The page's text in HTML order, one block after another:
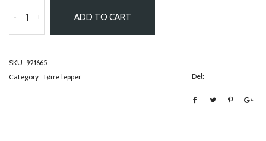
- + ADD TO CART
SKU: 921665
Category: Tørre lepper Del: